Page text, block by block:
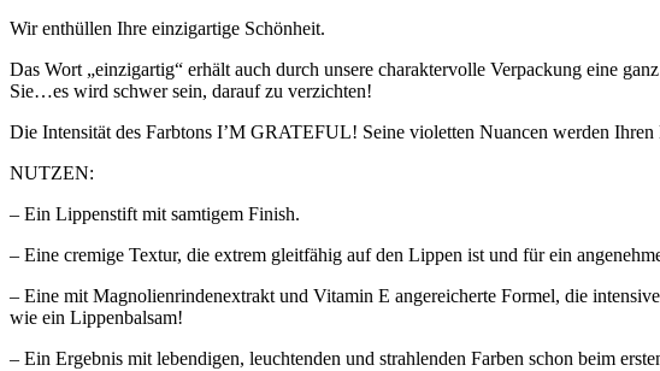
Wir enthüllen Ihre einzigartige Schönheit.
Das Wort „einzigartig“ erhält auch durch unsere charaktervolle Verpackung eine
Sie…es wird schwer sein, darauf zu verzichten!
Die Intensität des Farbtons I’M GRATEFUL! Seine violetten Nuancen werden
NUTZEN:
– Ein Lippenstift mit samtigem Finish.
– Eine cremige Textur, die extrem gleitfähig auf den Lippen ist und für ein
– Eine mit Magnolienrindenextrakt und Vitamin E angereicherte Formel, die
wie ein Lippenbalsam!
– Ein Ergebnis mit lebendigen, leuchtenden und strahlenden Farben schon beim